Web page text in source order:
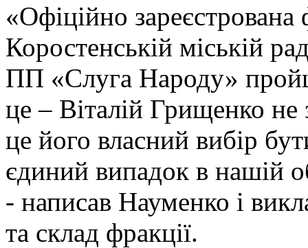
«Офіційно
Коростенській міській
ПП «Слуга Народу»
це – Віталій Грищенко не
це його власний вибір
єдиний випадок в нашій
- написав Науменко і
та склад фракції.